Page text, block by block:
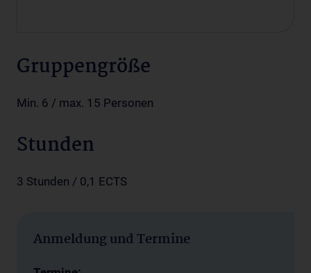
Gruppengröße
Min. 6 / max. 15 Personen
Stunden
3 Stunden / 0,1 ECTS
Anmeldung und Termine